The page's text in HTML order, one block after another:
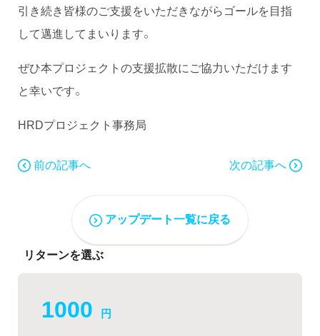
引き続き皆様のご支援をいただきながらゴールを目指
して邁進してまいります。
ぜひ本プロジェクトの支援拡散にご協力いただけます
と幸いです。
HRDプロジェクト事務局
前の記事へ 次の記事へ
アップデート一覧に戻る
リターンを選ぶ
1000 円